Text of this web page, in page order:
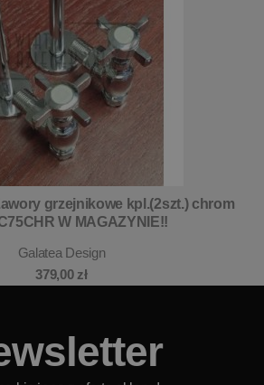
grzejnikowe kpl.(2szt.) chrom
W MAGAZYNIE!!
Galatea Design
379,00 zł